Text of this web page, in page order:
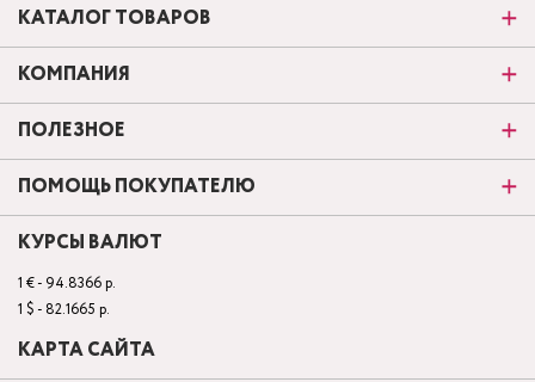
КАТАЛОГ ТОВАРОВ
КОМПАНИЯ
ПОЛЕЗНОЕ
ПОМОЩЬ ПОКУПАТЕЛЮ
КУРСЫ ВАЛЮТ
1 € - 94.8366 р.
1 $ - 82.1665 р.
КАРТА САЙТА